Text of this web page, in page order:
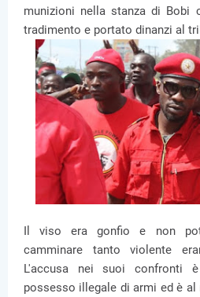
munizioni nella stanza di Bobi
tradimento e portato dinanzi al
Il viso era gonfio e non
camminare tanto violente
L'accusa nei suoi confronti
possesso illegale di armi ed è